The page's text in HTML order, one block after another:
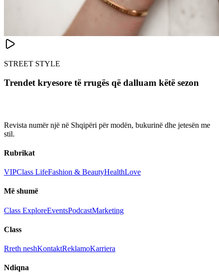
STREET STYLE
Trendet kryesore të rrugës që dalluam këtë sezon
Revista numër një në Shqipëri për modën, bukurinë dhe jetesën me
stil.
Rubrikat
VIPClass LifeFashion & BeautyHealthLove
Më shumë
Class ExploreEventsPodcastMarketing
Class
Rreth neshKontaktReklamoKarriera
Ndiqna